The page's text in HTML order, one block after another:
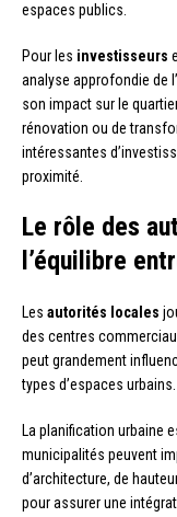
espaces publics.
Pour les investisseurs
analyse approfondie de
son impact sur le
rénovation ou de
intéressantes
proximité.
Le rôle des
l’équilibre
Les autorités locales
des centres
peut grandement
types d’espaces urbains.
La planification urbaine
municipalités peuvent
d’architecture, de
pour assurer une